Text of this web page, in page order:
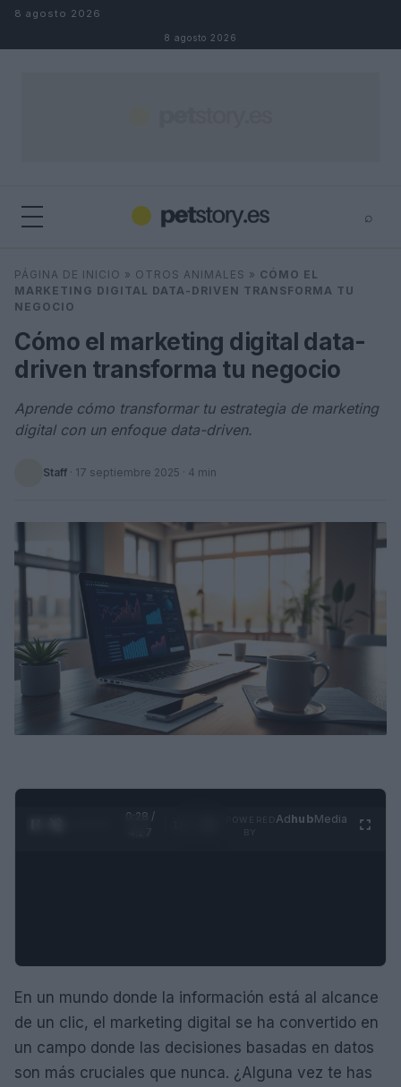
Saltar al contenido
8 agosto 2026
8 agosto 2026
⌕
Buscar
PÁGINA DE INICIO » OTROS ANIMALES » CÓMO EL
MARKETING DIGITAL DATA-DRIVEN TRANSFORMA TU
NEGOCIO
Cómo el marketing digital data-
driven transforma tu negocio
Aprende cómo transformar tu estrategia de marketing
digital con un enfoque data-driven.
Staff · 17 septiembre 2025 · 4 min
0:29 /
AdhubMedia
En un mundo donde la información está al alcance
de un clic, el marketing digital se ha convertido en
un campo donde las decisiones basadas en datos
son más cruciales que nunca. ¿Alguna vez te has